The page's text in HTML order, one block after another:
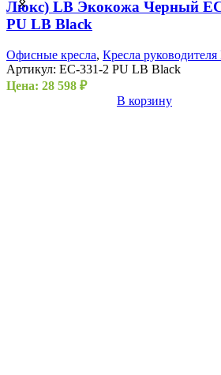
Люкс) LB Экокожа Черный
PU LB Black
Офисные кресла, Кресла
Артикул: EC-331-2 PU LB Black
Цена: 28 598 ₽
В корзину